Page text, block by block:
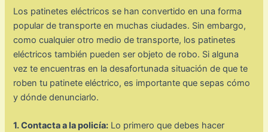
Los patinetes eléctricos se han convertido en una forma
popular de transporte en muchas ciudades. Sin embargo,
como cualquier otro medio de transporte, los patinetes
eléctricos también pueden ser objeto de robo. Si alguna
vez te encuentras en la desafortunada situación de que te
roben tu patinete eléctrico, es importante que sepas cómo
y dónde denunciarlo.
1. Contacta a la policía: Lo primero que debes hacer